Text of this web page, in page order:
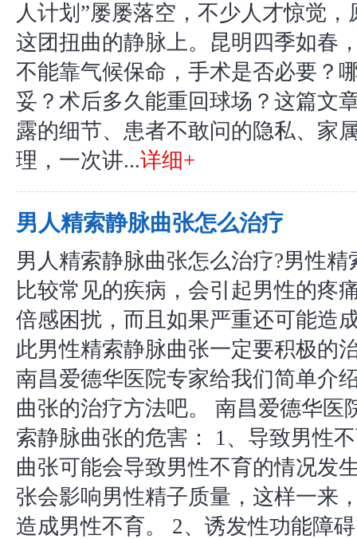
人计划”屡屡落空，不少人才惊觉，
这团扭曲的静脉上。昆明四季如春
不能靠气候保命，手术是否必要？
妥？术后多久能重回球场？这篇文
露的细节、患者不敢问的隐私、家
理，一次讲...详细+
男人精索静脉曲张怎么治疗
男人精索静脉曲张怎么治疗?男性精
比较常见的疾病，会引起男性的疼
倍感困扰，而且如果严重还可能造
此男性精索静脉曲张一定要积极的
南昌爱德华医院专家给我们简单介
曲张的治疗方法吧。 南昌爱德华医
索静脉曲张的危害： 1、导致男性
曲张可能会导致男性不育的情况发
张会影响男性精子质量，这样一来
造成男性不育。 2、诱发性功能障